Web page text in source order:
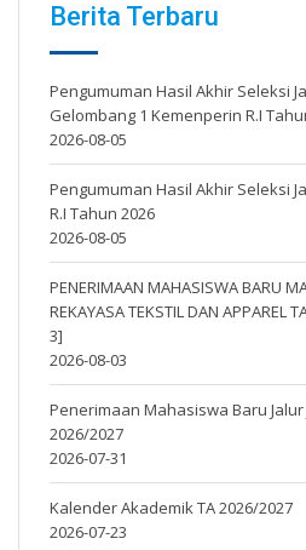
Berita Terbaru
Pengumuman Hasil Akhir Seleksi
Gelombang 1 Kemenperin R.I
2026-08-05
Pengumuman Hasil Akhir Seleksi
R.I Tahun 2026
2026-08-05
PENERIMAAN MAHASISWA BARU
REKAYASA TEKSTIL DAN APPAREL
3]
2026-08-03
Penerimaan Mahasiswa Baru Jalur
2026/2027
2026-07-31
Kalender Akademik TA 2026/2027
2026-07-23